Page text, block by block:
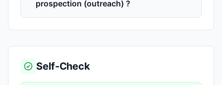
prospection (outreach) ?
Self-Check